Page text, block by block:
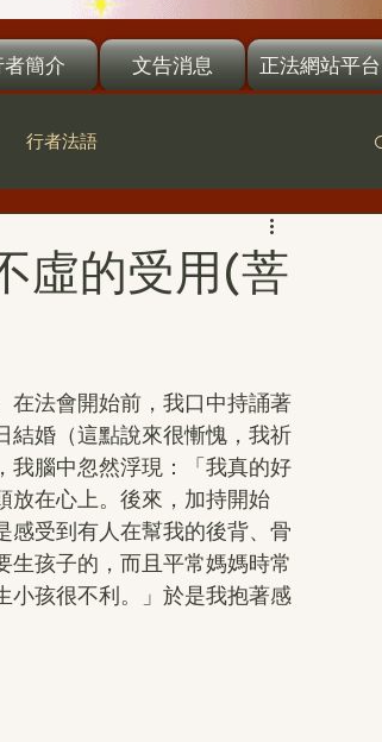
者簡介 文告消息 正法網站平台
行者法語
第三世多杰羌佛正法受用
美國舊金山華藏寺
金巴仁波且 佛母玉花壽之王
虛的受用(菩
在法會開始前，我口中持誦著
結婚（這點說來很慚愧，我祈
我腦中忽然浮現：「我真的好
放在心上。後來，加持開始
感受到有人在幫我的後背、骨
生孩子的，而且平常媽媽時常
小孩很不利。」於是我抱著感